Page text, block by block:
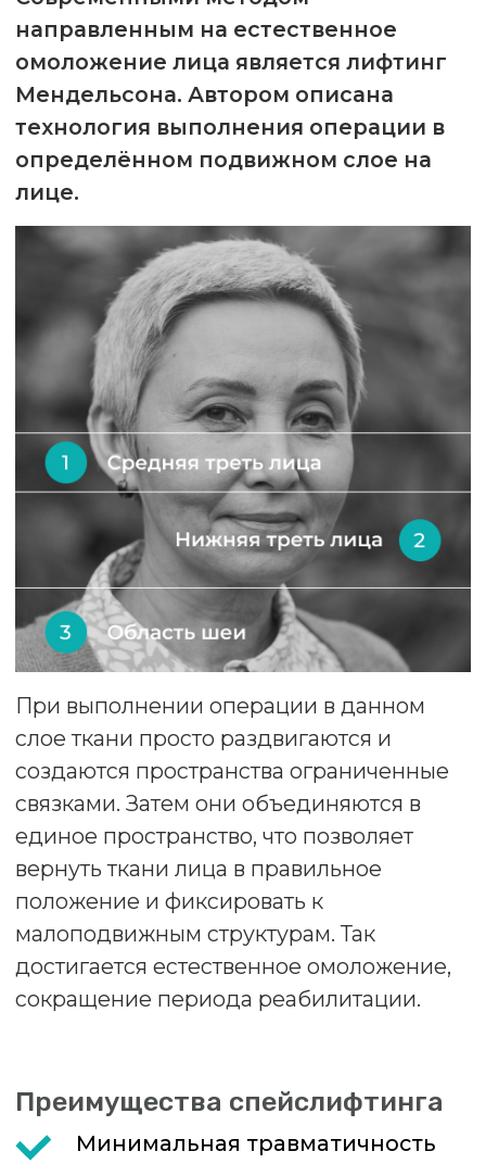
При выполнении операции в данном
слое ткани просто раздвигаются и
создаются пространства ограниченные
связками. Затем они объединяются в
единое пространство, что позволяет
вернуть ткани лица в правильное
положение и фиксировать к
малоподвижным структурам. Так
достигается естественное омоложение,
сокращение периода реабилитации.
Преимущества спейслифтинга
Минимальная травматичность
кожи при операции, отсутствие
рубцов
Естественное омоложение,
отсутствие искусственного
Результат операции сохраняется
надолго, замедляя скорость
Преимущества «Немецкой
семейной клиники»
стажировку в крупнейших
медицинских центрах.
Многопрофильный стационар
с реанимацией, палатой
интенсивной терапии,
наблюдением.